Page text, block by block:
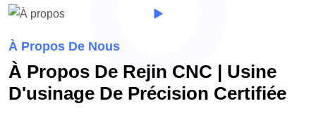
À Propos De Nous
À Propos De Rejin CNC | Usine
D'usinage De Précision Certifiée